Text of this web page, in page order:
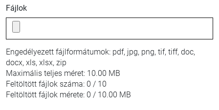
Fájlok
Engedélyezett fájlformátumok: pdf, jpg, png, tif, tiff, doc,
docx, xls, xlsx, zip
Maximális teljes méret: 10.00 MB
Feltöltött fájlok száma: 0 / 10
Feltöltött fájlok mérete: 0 / 10.00 MB